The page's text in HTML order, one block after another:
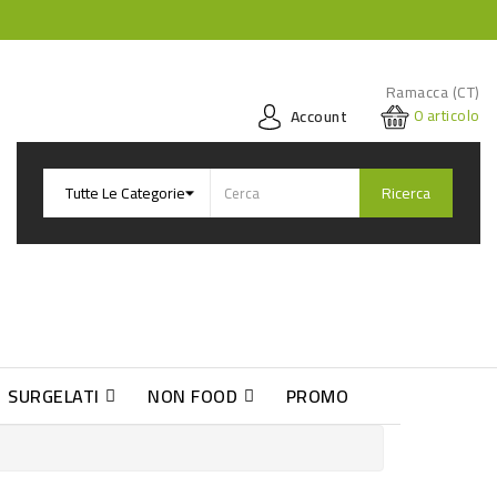
Ramacca (CT)
Account
0articolo
Ricerca
SURGELATI NON FOOD PROMO